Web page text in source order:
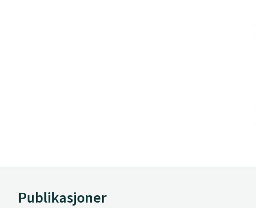
Publikasjoner